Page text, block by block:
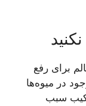
برای رفع
در میوه‌ها
سبب